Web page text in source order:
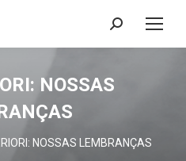
Search:
NOSSAS
NOSSAS LEMBRANÇAS